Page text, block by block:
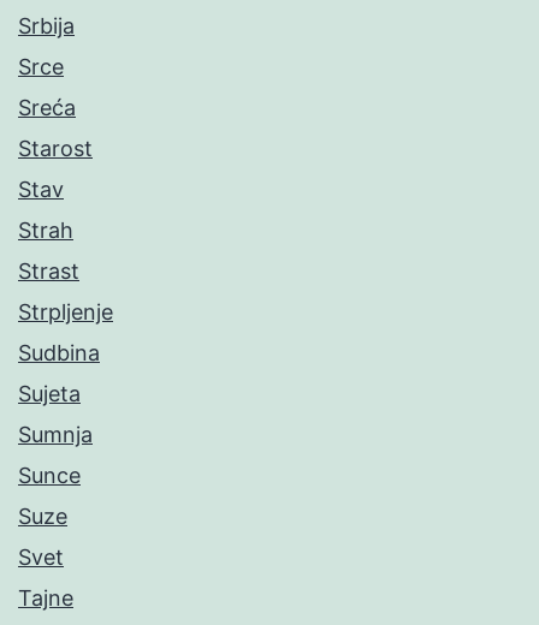
Srbija
Srce
Sreća
Starost
Stav
Strah
Strast
Strpljenje
Sudbina
Sujeta
Sumnja
Sunce
Suze
Svet
Tajne